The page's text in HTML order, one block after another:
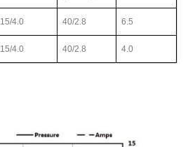
15/4.0 40/2.8 6.5
15/4.0 40/2.8 4.0